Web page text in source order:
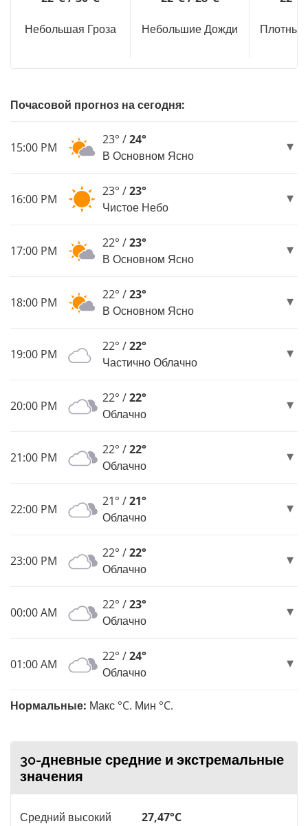
Небольшая Гроза Небольшие Дожди
Почасовой прогноз на сегодня:
15:00 PM
23° /24°
В Основном Ясно
16:00 PM
23° /23°
Чистое Небо
17:00 PM
22° /23°
В Основном Ясно
18:00 PM
22° /23°
В Основном Ясно
19:00 PM
22° /22°
Частично Облачно
20:00 PM
22° /22°
Облачно
21:00 PM
22° /22°
Облачно
22:00 PM
21° /21°
Облачно
23:00 PM
22° /22°
Облачно
00:00 AM
22° /23°
Облачно
01:00 AM
22° /24°
Облачно
Нормальные: Макс °C. Мин °C.
30-дневные средние и экстремальные
значения
Средний высокий
27,47°C